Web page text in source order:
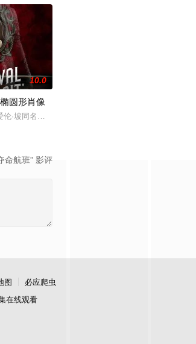
常风暴将海洋生物
被腐化的机器，才能阻止人工智能系统完全控制美国。
她发现自己被困在一张扭曲的谎言网里，周围是当地
10.0
圆形肖像
伦·坡同名经典作品改编的哥特式鬼故事中，一位神秘
命航班” 影评
图
必应爬虫
在线观看